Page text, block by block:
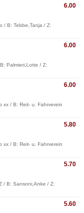
6.00
/ B: Tebbe,Tanja / Z:
6.00
Palmieri,Lotte / Z:
6.00
xx / B: Reit- u. Fahrverein
5.80
xx / B: Reit- u. Fahrverein
5.70
/ B: Sansoni,Anke / Z:
5.60